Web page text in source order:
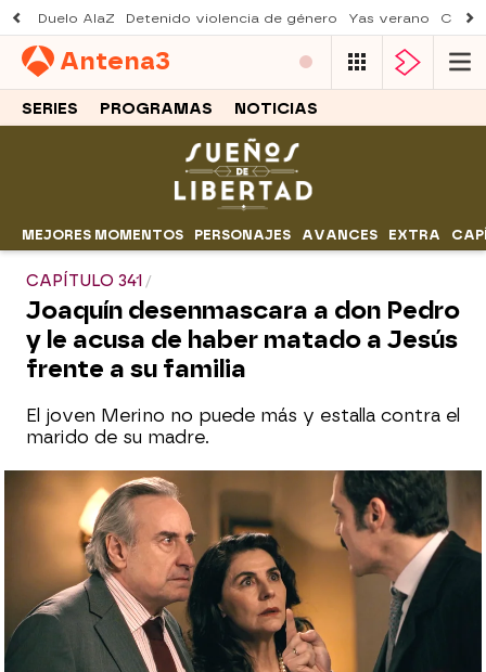
Duelo AlaZ Detenido violencia de género Yas verano
Antena3
SERIES PROGRAMAS NOTICIAS
MEJORES MOMENTOS PERSONAJES AVANCES EXTRA
CAPÍTULO 341
Joaquín desenmascara a don Pedro
y le acusa de haber matado a Jesús
frente a su familia
El joven Merino no puede más y estalla contra el
marido de su madre.
Digna pilla a Joaquín buscando en los
papeles de Pedro... ¡Y le echa de su casa!